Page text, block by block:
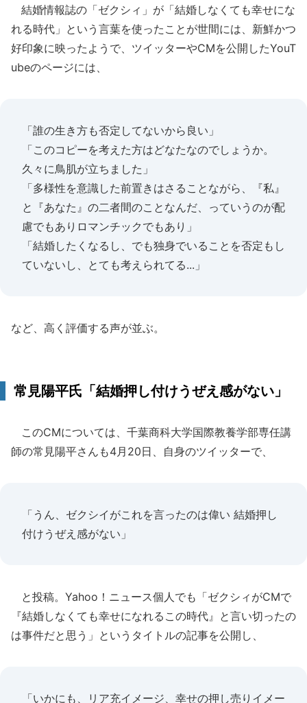
結婚情報誌の「ゼクシィ」が「結婚しなくても幸せにな
れる時代」という言葉を使ったことが世間には、新鮮かつ
好印象に映ったようで、ツイッターやCMを公開したYouT
ubeのページには、
「誰の生き方も否定してないから良い」
「このコピーを考えた方はどなたなのでしょうか。
久々に鳥肌が立ちました」
「多様性を意識した前置きはさることながら、『私』
と『あなた』の二者間のことなんだ、っていうのが配
慮でもありロマンチックでもあり」
「結婚したくなるし、でも独身でいることを否定もし
ていないし、とても考えられてる...」
など、高く評価する声が並ぶ。
常見陽平氏「結婚押し付けうぜえ感がない」
このCMについては、千葉商科大学国際教養学部専任講
師の常見陽平さんも4月20日、自身のツイッターで、
「うん、ゼクシイがこれを言ったのは偉い 結婚押し
付けうぜえ感がない」
と投稿。Yahoo！ニュース個人でも「ゼクシィがCMで
『結婚しなくても幸せになれるこの時代』と言い切ったの
は事件だと思う」というタイトルの記事を公開し、
「いかにも、リア充イメージ、幸せの押し売りイメー